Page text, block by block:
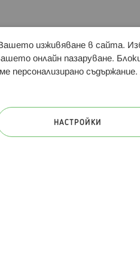
Hippoland.ro Последвайте
изживяване в сайта.
онлайн пазаруване.
персонализирано
НАСТРОЙКИ